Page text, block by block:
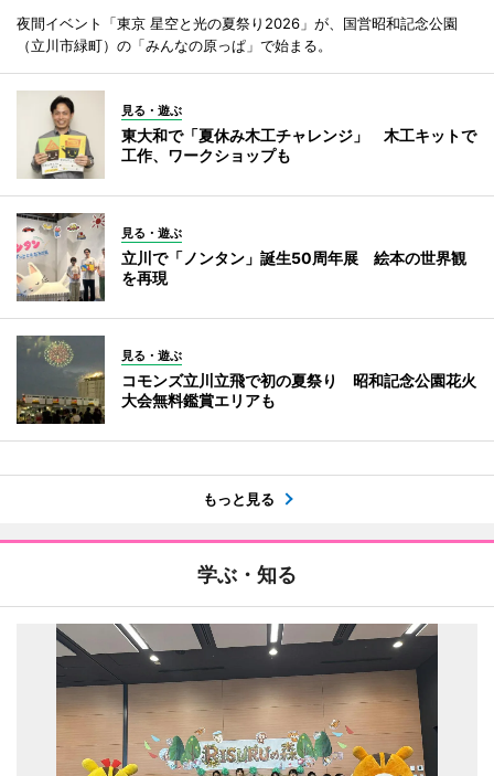
夜間イベント「東京 星空と光の夏祭り2026」が、国営昭和記念公園
（立川市緑町）の「みんなの原っぱ」で始まる。
見る・遊ぶ
東大和で「夏休み木工チャレンジ」 木工キットで
工作、ワークショップも
見る・遊ぶ
立川で「ノンタン」誕生50周年展 絵本の世界観
を再現
見る・遊ぶ
コモンズ立川立飛で初の夏祭り 昭和記念公園花火
大会無料鑑賞エリアも
もっと見る
学ぶ・知る